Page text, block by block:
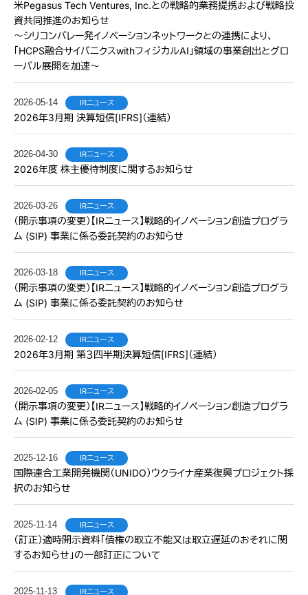
米Pegasus Tech Ventures, Inc.との戦略的業務提携および戦略投
資共同推進のお知らせ
〜シリコンバレー発イノベーションネットワークとの連携により、
「HCPS融合サイバニクスwithフィジカルAI」領域の事業創出とグロ
ーバル展開を加速〜
2026-05-14 IRニュース
2026年3月期 決算短信[IFRS]（連結）
2026-04-30 IRニュース
2026年度 株主優待制度に関するお知らせ
2026-03-26 IRニュース
（開示事項の変更）【IRニュース】戦略的イノベーション創造プログラ
ム (SIP) 事業に係る委託契約のお知らせ
2026-03-18 IRニュース
（開示事項の変更）【IRニュース】戦略的イノベーション創造プログラ
ム (SIP) 事業に係る委託契約のお知らせ
2026-02-12 IRニュース
2026年3月期 第３四半期決算短信[IFRS]（連結）
2026-02-05 IRニュース
（開示事項の変更）【IRニュース】戦略的イノベーション創造プログラ
ム (SIP) 事業に係る委託契約のお知らせ
2025-12-16 IRニュース
国際連合工業開発機関（UNIDO）ウクライナ産業復興プロジェクト採
択のお知らせ
2025-11-14 IRニュース
（訂正）適時開示資料「債権の取立不能又は取立遅延のおそれに関
するお知らせ」の一部訂正について
2025-11-13 IRニュース